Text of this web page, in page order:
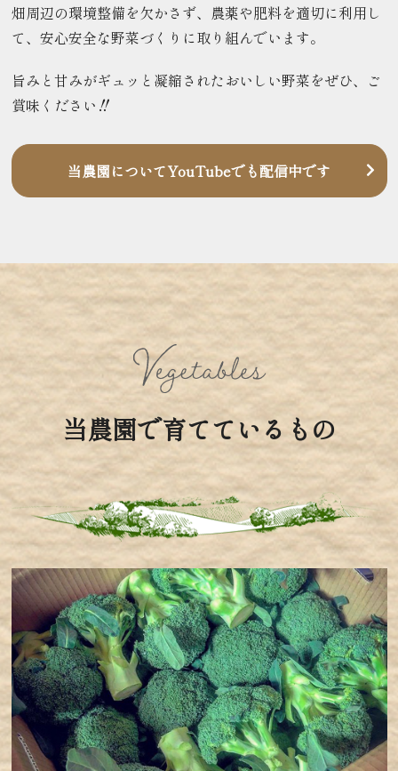
畑周辺の環境整備を欠かさず、農薬や肥料を適切に利用し
て、安心安全な野菜づくりに取り組んでいます。
旨みと甘みがギュッと凝縮されたおいしい野菜をぜひ、ご
賞味ください‼
当農園についてYouTubeでも配信中です
当農園で育てているもの